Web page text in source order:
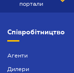
портали
БІЗНЕС
Співробітництво
Агенти
Дилери